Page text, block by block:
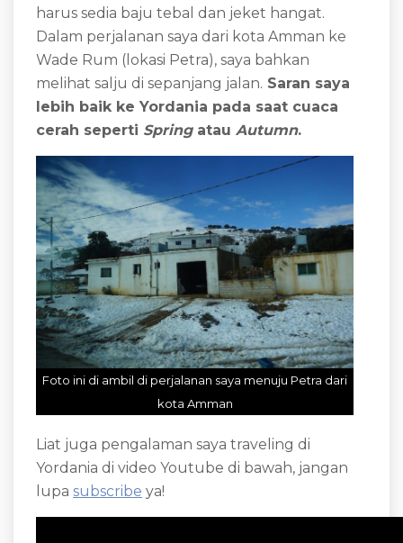
harus sedia baju tebal dan jeket hangat.
Dalam perjalanan saya dari kota Amman ke
Wade Rum (lokasi Petra), saya bahkan
melihat salju di sepanjang jalan. Saran saya
lebih baik ke Yordania pada saat cuaca
cerah seperti Springatau Autumn.
Foto ini di ambil di perjalanan saya menuju Petra dari
kota Amman
Liat juga pengalaman saya traveling di
Yordania di video Youtube di bawah, jangan
lupa subscribe ya!